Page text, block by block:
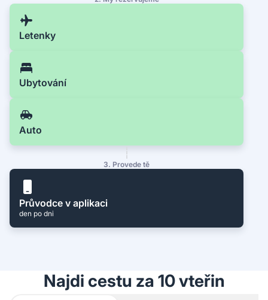
Letenky
Ubytování
Auto
3. Provede tě
Průvodce v aplikaci
den po dni
Najdi cestu za 10 vteřin